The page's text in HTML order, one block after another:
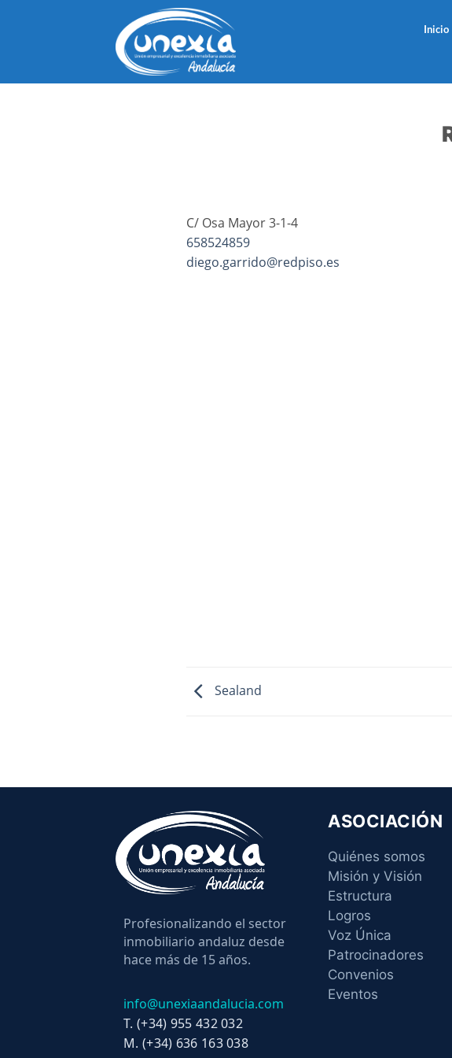
Inicio
C/ Osa Mayor 3-1-4
658524859
diego.garrido@redpiso.es
Sealand
Profesionalizando el sector
inmobiliario andaluz desde
hace más de 15 años.
info@unexiaandalucia.com
T. (+34) 955 432 032
M. (+34) 636 163 038
ASOCIACIÓN
Quiénes somos
Misión y Visión
Estructura
Logros
Voz Única
Patrocinadores
Convenios
Eventos